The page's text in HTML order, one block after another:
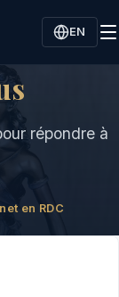
EN
répondre à
en RDC